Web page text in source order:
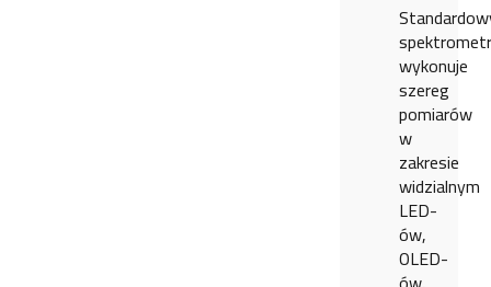
spektrometr
wykonuje
szereg
pomiarów
w
zakresie
widzialnym
LED-
ów,
OLED-